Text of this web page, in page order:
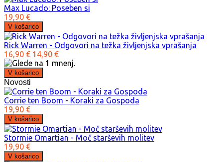
Max Lucado: Poseben si
19,90 €
Rick Warren - Odgovori na težka življenjska vprašanja
16,90 € 14,90 €
Novosti
Corrie ten Boom - Koraki za Gospoda
19,90 €
Stormie Omartian - Moč starševih molitev
19,90 €